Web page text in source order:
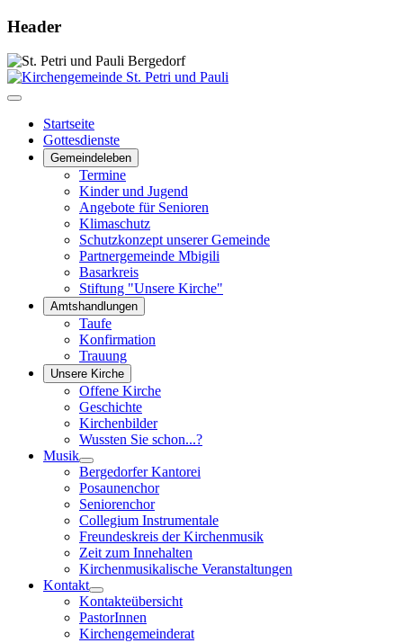
Header
Startseite
Gottesdienste
Gemeindeleben
Termine
Kinder und Jugend
Angebote für Senioren
Klimaschutz
Schutzkonzept unserer Gemeinde
Partnergemeinde Mbigili
Basarkreis
Stiftung "Unsere Kirche"
Amtshandlungen
Taufe
Konfirmation
Trauung
Unsere Kirche
Offene Kirche
Geschichte
Kirchenbilder
Wussten Sie schon...?
Musik
Bergedorfer Kantorei
Posaunenchor
Seniorenchor
Collegium Instrumentale
Freundeskreis der Kirchenmusik
Zeit zum Innehalten
Kirchenmusikalische Veranstaltungen
Kontakt
Kontakteübersicht
PastorInnen
Kirchengemeinderat